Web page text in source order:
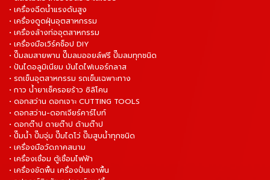
• เครื่องฉีดน้ำแรงดันสูง
• เครื่องดูดฝุ่นอุตสาหกรรม
• เครื่องล้างท่ออุตสาหกรรม
• เครื่องมือเวิร์คช็อป DIY
• ปั๊มลมสายพาน ปั๊มลมออยล์ฟรี ปั๊มลมทุกชนิด
• ปันไดอลูมิเนียม บันไดไฟเบอร์กลาส
• รถเข็นอุตสาหกรรม รถเข็นเฉพาะทาง
• กาว น้ำยาเช็ครอยร้าว ซิลิโคน
• ดอกสว่าน ดอกเจาะ CUTTING TOOLS
• ดอกสว่าน-ดอกเจียร์คาร์ไบท์
• ดอกต๊าป ดายต๊าป ด้ามต๊าป
• ปั๊มน้ำ ปั๊มจุ่ม ปั๊มไดโว่ ปั๊มสูบน้ำทุกชนิด
• เครื่องมือวัดภาคสนาม
• เครื่องเชื่อม ตู้เชื่อมไฟฟ้า
• เครื่องขัดพื้น เครื่องปั่นเงาพื้น